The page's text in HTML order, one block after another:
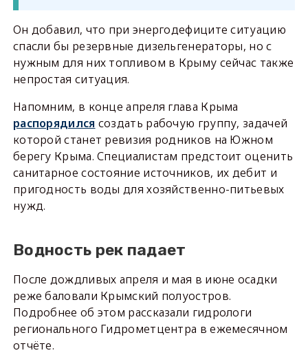
Он добавил, что при энергодефиците ситуацию
спасли бы резервные дизельгенераторы, но с
нужным для них топливом в Крыму сейчас также
непростая ситуация.
Напомним, в конце апреля глава Крыма
распорядился создать рабочую группу, задачей
которой станет ревизия родников на Южном
берегу Крыма. Специалистам предстоит оценить
санитарное состояние источников, их дебит и
пригодность воды для хозяйственно-питьевых
нужд.
Водность рек падает
После дождливых апреля и мая в июне осадки
реже баловали Крымский полуостров.
Подробнее об этом рассказали гидрологи
регионального Гидрометцентра в ежемесячном
отчёте.